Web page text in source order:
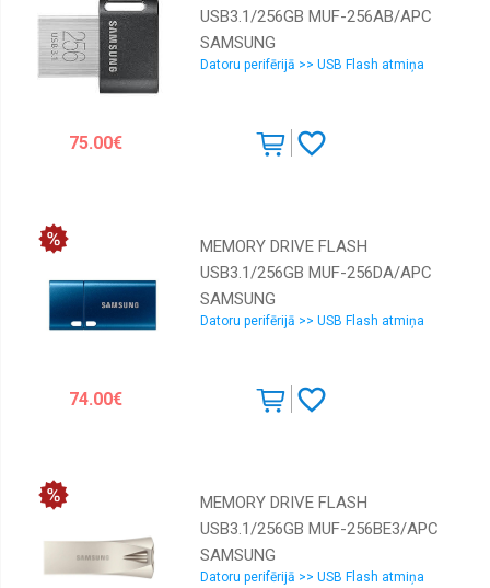
USB3.1/256GB MUF-256AB/APC
SAMSUNG
Datoru perifērijā >> USB Flash atmiņa
75.00€
MEMORY DRIVE FLASH
USB3.1/256GB MUF-256DA/APC
SAMSUNG
Datoru perifērijā >> USB Flash atmiņa
74.00€
MEMORY DRIVE FLASH
USB3.1/256GB MUF-256BE3/APC
SAMSUNG
Datoru perifērijā >> USB Flash atmiņa